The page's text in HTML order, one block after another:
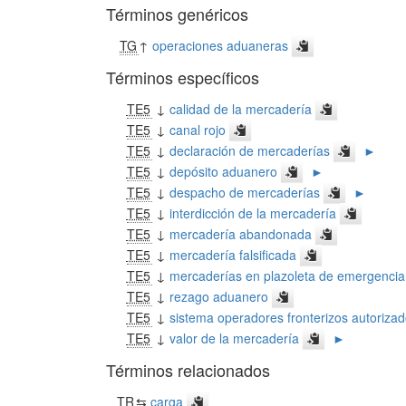
Términos genéricos
TG ↑operaciones aduaneras
Términos específicos
TE5 ↓ calidad de la mercadería
TE5 ↓ canal rojo
TE5 ↓ declaración de mercaderías
►
TE5 ↓ depósito aduanero
►
TE5 ↓ despacho de mercaderías
►
TE5 ↓ interdicción de la mercadería
TE5 ↓ mercadería abandonada
TE5 ↓ mercadería falsificada
TE5 ↓ mercaderías en plazoleta de emergencia
TE5 ↓ rezago aduanero
TE5 ↓ sistema operadores fronterizos
TE5 ↓ valor de la mercadería ►
Términos relacionados
TR⇆ carga